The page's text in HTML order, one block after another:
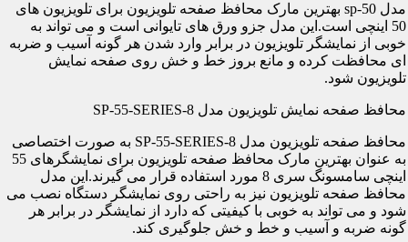
مدل sp-50 بهترین مارک محافظ صفحه تلویزیون برای تلویزیون های
50 اینچی است.این مدل جزو ورق های تایوانی است و می تواند به
خوبی از نمایشگر تلویزیون در برابر وارد شدن هر گونه آسیب و ضربه
ای محافظت کرده و مانع بروز خط و خش روی صفحه نمایش
تلویزیون شود.
محافظ صفحه نمایش تلویزیون مدل SP-55-SERIES-8
محافظ صفحه تلویزیون مدل SP-55-SERIES-8 به صورت اختصاصی
به عنوان بهترین مارک محافظ صفحه تلویزیون برای نمایشگرهای 55
اینچی سامسونگ سری 8 مورد استفاده قرار می گیرند.این مدل
محافظ صفحه تلویزیون نیز به راحتی روی نمایشگر دستگاه نصب می
شود و می تواند به خوبی با کیفیتی که دارد از نمایشگر در برابر هر
گونه ضربه و آسیب و خط و خش جلوگیری کند.